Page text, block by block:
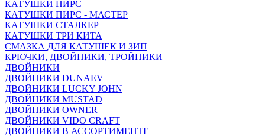
КАТУШКИ ПИРС
КАТУШКИ ПИРС - МАСТЕР
КАТУШКИ СТАЛКЕР
КАТУШКИ ТРИ КИТА
СМАЗКА ДЛЯ КАТУШЕК И ЗИП
КРЮЧКИ, ДВОЙНИКИ, ТРОЙНИКИ
ДВОЙНИКИ
ДВОЙНИКИ DUNAEV
ДВОЙНИКИ LUCKY JOHN
ДВОЙНИКИ MUSTAD
ДВОЙНИКИ OWNER
ДВОЙНИКИ VIDO CRAFT
ДВОЙНИКИ В АССОРТИМЕНТЕ